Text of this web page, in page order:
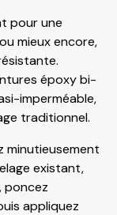
pour une
mieux encore,
époxy bi-
imperméable,
traditionnel.
minutieusement
existant,
poncez
appliquez